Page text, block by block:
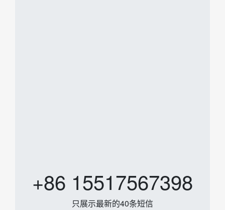
+86 15517567398
只展示最新的40条短信